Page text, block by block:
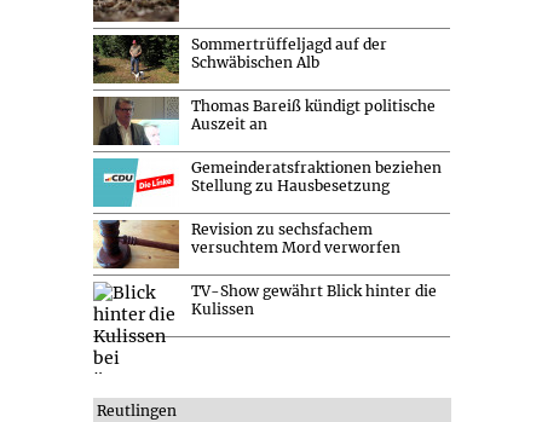
Sommertrüffeljagd auf der
Schwäbischen Alb
Thomas Bareiß kündigt politische
Auszeit an
Gemeinderatsfraktionen beziehen
Stellung zu Hausbesetzung
Revision zu sechsfachem
versuchtem Mord verworfen
TV-Show gewährt Blick hinter die
Kulissen
Reutlingen